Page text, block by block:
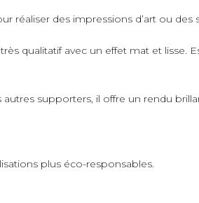
réaliser des impressions d’art ou des
qualitatif avec un effet mat et lisse.
supporters, il offre un rendu
plus éco-responsables.